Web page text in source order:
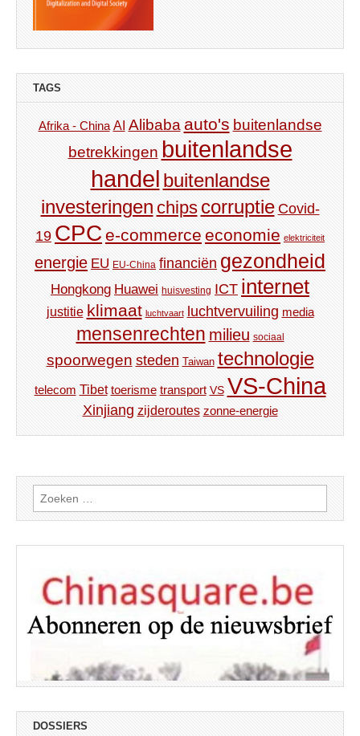
TAGS
Afrika - China AI Alibaba auto's buitenlandse
betrekkingen buitenlandse
handel buitenlandse
investeringen chips corruptie Covid-
19 CPC e-commerce economie elektriciteit
energie EU EU-China financiën gezondheid
Hongkong Huawei huisvesting ICT internet
justitie klimaat luchtvaart luchtvervuiling media
mensenrechten milieu sociaal
spoorwegen steden Taiwan technologie
telecom Tibet toerisme transport VS VS-China
Xinjiang zijderoutes zonne-energie
Zoeken
naar:
DOSSIERS